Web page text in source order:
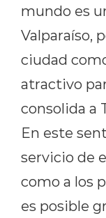
mundo es
Valparaíso,
ciudad
atractivo
consolida a
En este
servicio de
como a los
es posible